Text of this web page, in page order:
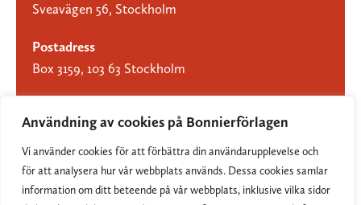
Användning av cookies på Bonnierförlagen
Vi använder cookies för att förbättra din användarupplevelse och
för att analysera hur vår webbplats används. Dessa cookies samlar
information om ditt beteende på vår webbplats, inklusive vilka sidor
Sveavägen 56, Stockholm
Postadress
Box 3159, 103 63 Stockholm
Om Bonnierförlagen
Cookies